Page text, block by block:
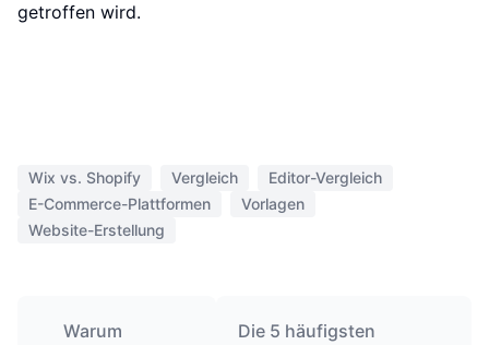
getroffen wird.
Wix vs. Shopify Vergleich
Editor-Vergleich
E-Commerce-Plattformen
Vorlagen
Website-Erstellung
Warum
Die 5 häufigsten